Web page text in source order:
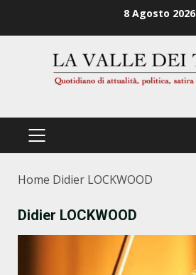
8 Agosto 2026
PRIMÄRES
Home Didier LOCKWOOD
Didier LOCKWOOD